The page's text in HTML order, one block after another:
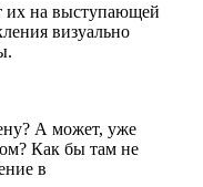
их на выступающей
визуально
А может, уже
Как бы там не
в